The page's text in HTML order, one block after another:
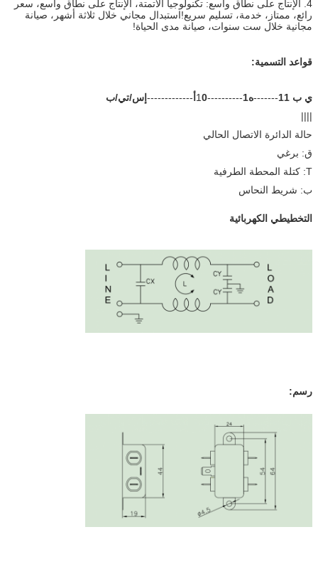
4. الإنتاج على نطاق واسع: تكنولوجيا الأتمتة، الإنتاج على نطاق واسع، سعر
رائع، ممتاز، خدمة، تسليم سريع!استبدال مجاني خلال ثلاثة أشهر، صيانة
مجانية خلال ست سنوات، صيانة مدى الحياة!
قواعد التسمية:
ي ب 11 -------ه1 ----------10أ ------------- إس/تي/ب
||||
حالة الدائرة الاتصال الحالي
ق: برغي
T: كتلة المحطة الطرفية
ب: شريط النحاس
التخطيطي الكهربائية
رسم: